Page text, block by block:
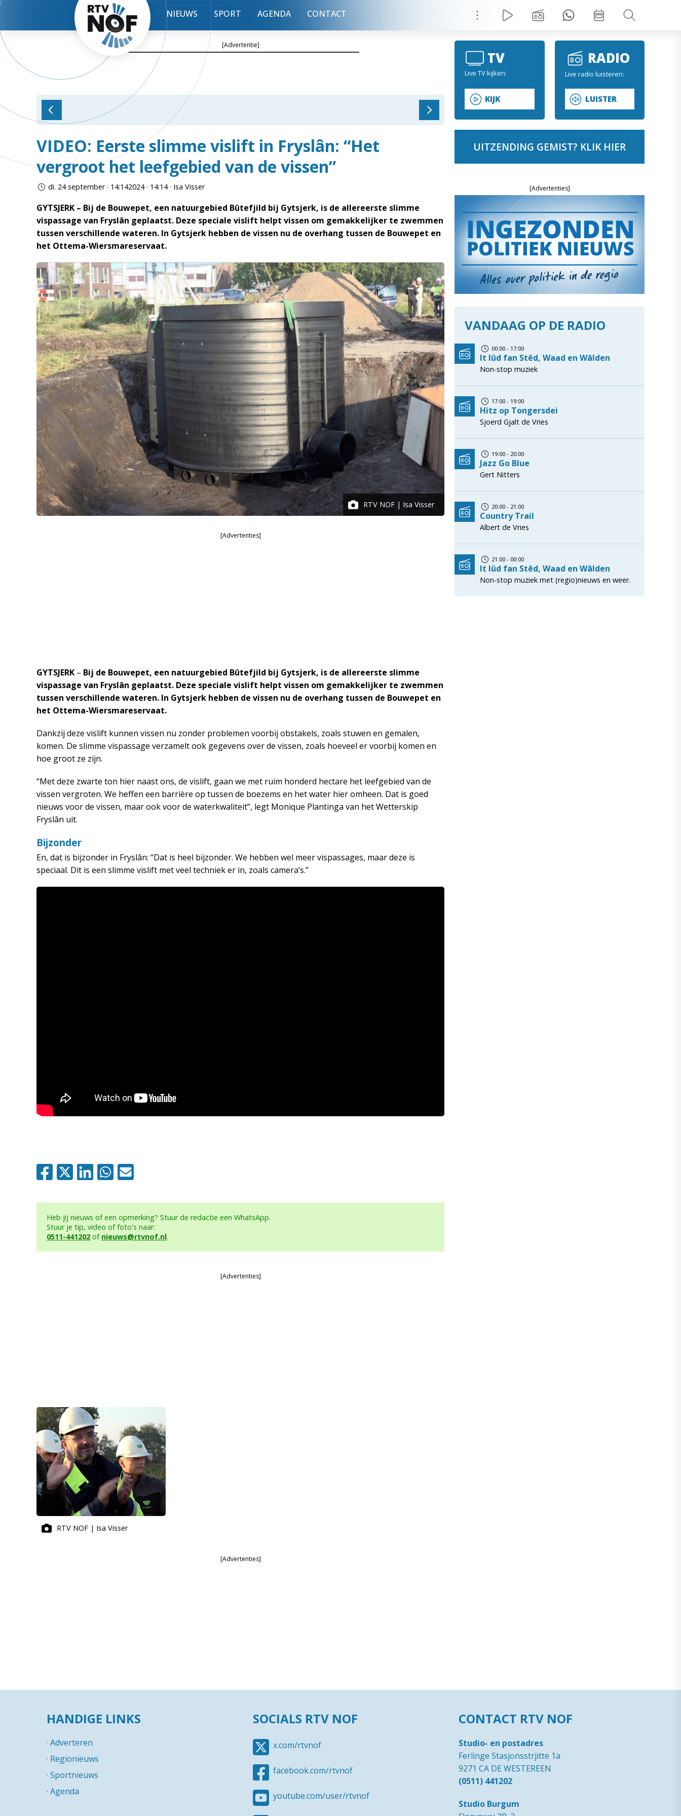
NIEUWS SPORT AGENDA CONTACT
[Advertentie]
VIDEO: Eerste slimme vislift in Fryslân: “Het
vergroot het leefgebied van de vissen”
di. 24 september · 14:142024 · 14:14 · Isa Visser
GYTSJERK – Bij de Bouwepet, een natuurgebied Bûtefjild bij Gytsjerk, is de allereerste slimme
vispassage van Fryslân geplaatst. Deze speciale vislift helpt vissen om gemakkelijker te zwemmen
tussen verschillende wateren. In Gytsjerk hebben de vissen nu de overhang tussen de Bouwepet en
het Ottema-Wiersmareservaat.
RTV NOF | Isa Visser
[Advertenties]
GYTSJERK – Bij de Bouwepet, een natuurgebied Bûtefjild bij Gytsjerk, is de allereerste slimme
vispassage van Fryslân geplaatst. Deze speciale vislift helpt vissen om gemakkelijker te zwemmen
tussen verschillende wateren. In Gytsjerk hebben de vissen nu de overhang tussen de Bouwepet en
het Ottema-Wiersmareservaat.
Dankzij deze vislift kunnen vissen nu zonder problemen voorbij obstakels, zoals stuwen en gemalen,
komen. De slimme vispassage verzamelt ook gegevens over de vissen, zoals hoeveel er voorbij komen en
hoe groot ze zijn.
“Met deze zwarte ton hier naast ons, de vislift, gaan we met ruim honderd hectare het leefgebied van de
vissen vergroten. We heffen een barrière op tussen de boezems en het water hier omheen. Dat is goed
nieuws voor de vissen, maar ook voor de waterkwaliteit”, legt Monique Plantinga van het Wetterskip
Fryslân uit.
Bijzonder
En, dat is bijzonder in Fryslân: “Dat is heel bijzonder. We hebben wel meer vispassages, maar deze is
speciaal. Dit is een slimme vislift met veel techniek er in, zoals camera’s.”
Heb jij nieuws of een opmerking? Stuur de redactie een WhatsApp.
Stuur je tip, video of foto's naar:
0511-441202 of nieuws@rtvnof.nl.
[Advertenties]
RTV NOF | Isa Visser
[Advertenties]
TV
Live TV kijken:
KIJK
RADIO
Live radio luisteren:
LUISTER
UITZENDING GEMIST? KLIK HIER
[Advertenties]
VANDAAG OP DE RADIO
00:00 - 17:00
It lûd fan Stêd, Waad en Wâlden
Non-stop muziek
17:00 - 19:00
Hitz op Tongersdei
Sjoerd Gjalt de Vries
19:00 - 20:00
Jazz Go Blue
Gert Nitters
20:00 - 21:00
Country Trail
Albert de Vries
21:00 - 00:00
It lûd fan Stêd, Waad en Wâlden
Non-stop muziek met (regio)nieuws en weer.
HANDIGE LINKS
· Adverteren
· Regionieuws
· Sportnieuws
· Agenda
SOCIALS RTV NOF
x.com/rtvnof
facebook.com/rtvnof
youtube.com/user/rtvnof
CONTACT RTV NOF
Studio- en postadres
Ferlinge Stasjonsstrjitte 1a
9271 CA DE WESTEREEN
(0511) 441202
Studio Burgum